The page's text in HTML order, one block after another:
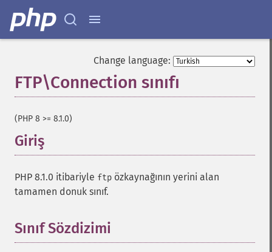
Change language:
FTP\Connection sınıfı
(PHP 8 >= 8.1.0)
Giriş
PHP 8.1.0 itibariyle ftp özkaynağının yerini alan
tamamen donuk sınıf.
Sınıf Sözdizimi